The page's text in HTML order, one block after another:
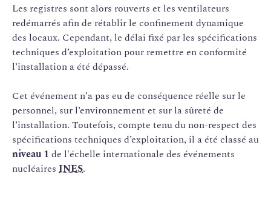
Les registres sont alors rouverts et les ventilateurs
redémarrés afin de rétablir le confinement dynamique
des locaux. Cependant, le délai fixé par les spécifications
techniques d’exploitation pour remettre en conformité
l’installation a été dépassé.
Cet événement n’a pas eu de conséquence réelle sur le
personnel, sur l’environnement et sur la sûreté de
l’installation. Toutefois, compte tenu du non-respect des
spécifications techniques d’exploitation, il a été classé au
niveau 1 de l'échelle internationale des événements
nucléaires INES.